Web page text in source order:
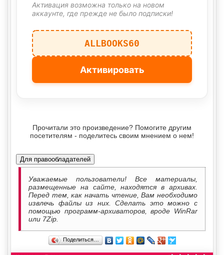
Активация возможна только на новом
аккаунте, где прежде не было подписки!
ALLBOOKS60
Активировать
Прочитали это произведение? Помогите другим
посетителям - поделитесь своим мнением о нем!
Для правообладателей
Уважаемые пользователи! Все материалы,
размещенные на сайте, находятся в архивах.
Перед тем, как начать чтение, Вам необходимо
извлечь файлы из них. Сделать это можно с
помощью программ-архиваторов, вроде WinRar
или 7Zip.
Поделиться…